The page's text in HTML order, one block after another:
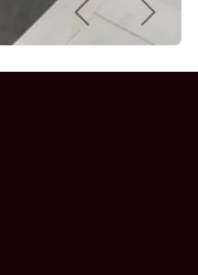
Précédent